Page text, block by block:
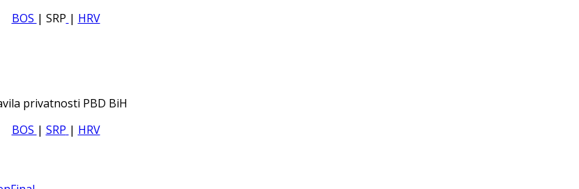
BOS | SRP | HRV
privatnosti PBD BiH
BOS | SRP | HRV